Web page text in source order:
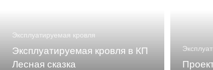
Эксплуатируемая кровля
Эксплуатируемая кровля в КП
Лесная сказка